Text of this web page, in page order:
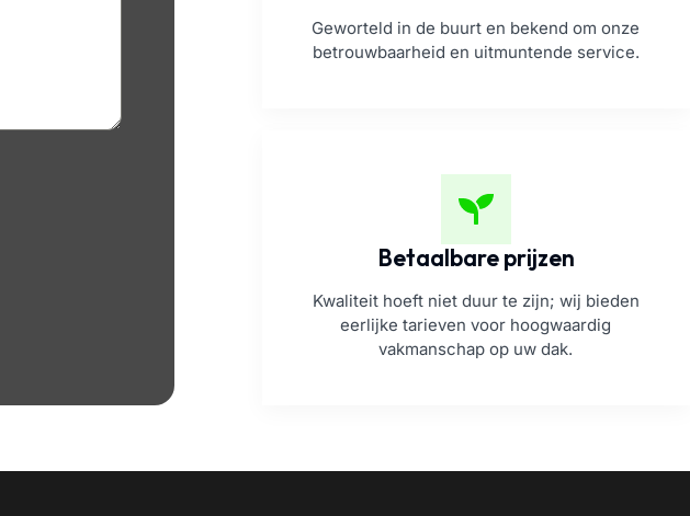
Geworteld in de buurt en bekend om onze
betrouwbaarheid en uitmuntende service.
Betaalbare prijzen
Kwaliteit hoeft niet duur te zijn; wij bieden
eerlijke tarieven voor hoogwaardig
vakmanschap op uw dak.